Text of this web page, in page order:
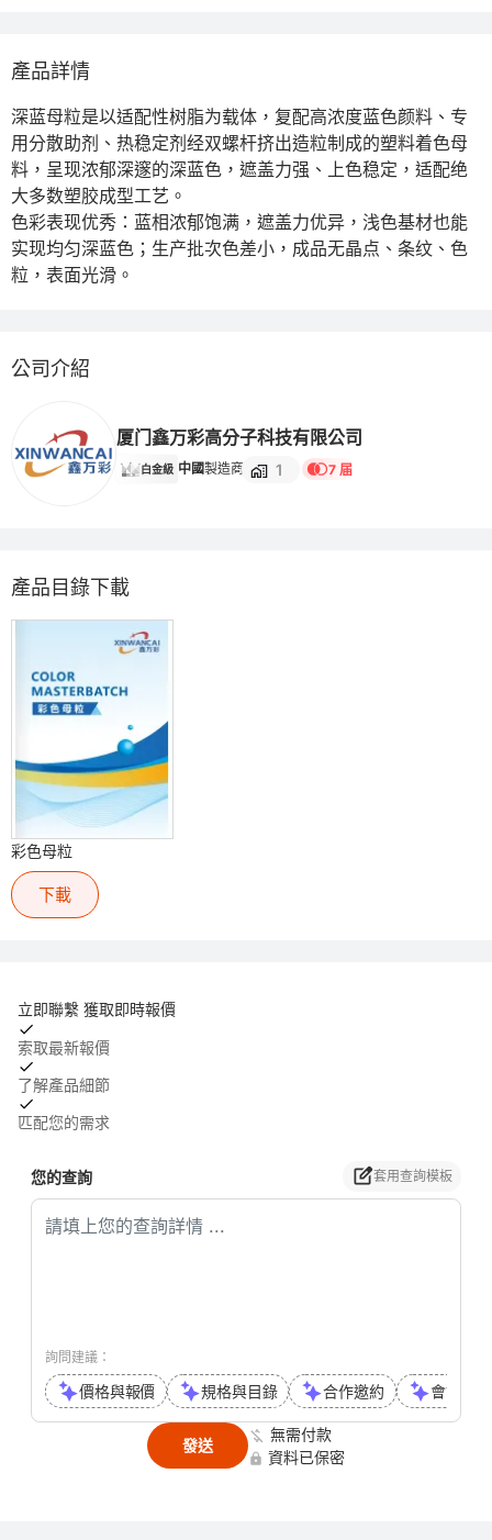
產品詳情
深蓝母粒是以适配性树脂为载体，复配高浓度蓝色颜料、专
用分散助剂、热稳定剂经双螺杆挤出造粒制成的塑料着色母
料，呈现浓郁深邃的深蓝色，遮盖力强、上色稳定，适配绝
大多数塑胶成型工艺。
色彩表现优秀：蓝相浓郁饱满，遮盖力优异，浅色基材也能
实现均匀深蓝色；生产批次色差小，成品无晶点、条纹、色
粒，表面光滑。
公司介紹
厦门鑫万彩高分子科技有限公司
白金級 中國製造商 1 7 届
產品目錄下載
彩色母粒
下載
立即聯繫 獲取即時報價
索取最新報價
了解產品細節
匹配您的需求
您的查詢 套用查詢模板
詢問建議：
價格與報價 規格與目錄 合作邀約 會議或
發送
無需付款
資料已保密